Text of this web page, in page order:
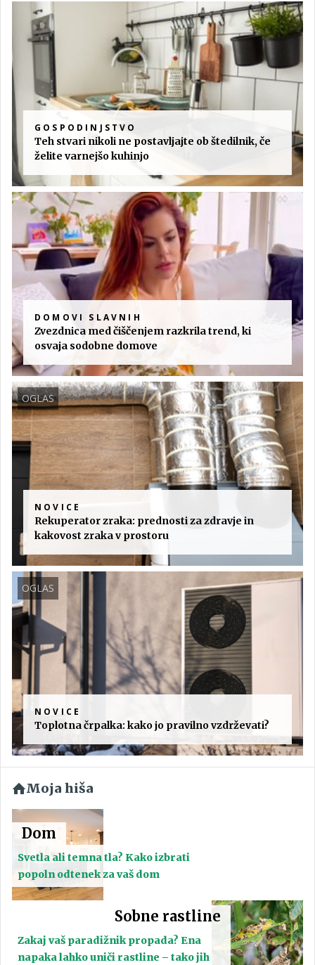
GOSPODINJSTVO
Teh stvari nikoli ne postavljajte ob štedilnik, če
želite varnejšo kuhinjo
DOMOVI SLAVNIH
Zvezdnica med čiščenjem razkrila trend, ki
osvaja sodobne domove
OGLAS
NOVICE
Rekuperator zraka: prednosti za zdravje in
kakovost zraka v prostoru
OGLAS
NOVICE
Toplotna črpalka: kako jo pravilno vzdrževati?
Moja hiša
Dom
Svetla ali temna tla? Kako izbrati
popoln odtenek za vaš dom
Sobne rastline
Zakaj vaš paradižnik propada? Ena
napaka lahko uniči rastline – tako jih